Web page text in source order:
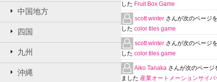
中国地方
四国
九州
沖縄
した Fruit Box Game
scott winter さんが次のページ
した color tiles game
scott winter さんが次のページ
した color tiles game
Aiko Tanaka さんが次のページ
ました 産業オートメーションサイ